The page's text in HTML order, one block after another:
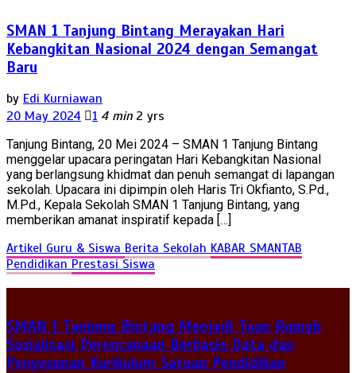
SMAN 1 Tanjung Bintang Merayakan Hari
Kebangkitan Nasional 2024 dengan Semangat
Baru
by Edi Kurniawan
20 May 2024
1 4 min 2 yrs
Tanjung Bintang, 20 Mei 2024 – SMAN 1 Tanjung Bintang
menggelar upacara peringatan Hari Kebangkitan Nasional
yang berlangsung khidmat dan penuh semangat di lapangan
sekolah. Upacara ini dipimpin oleh Haris Tri Okfianto, S.Pd.,
M.Pd., Kepala Sekolah SMAN 1 Tanjung Bintang, yang
memberikan amanat inspiratif kepada […]
Artikel Guru & Siswa Berita Sekolah KABAR SMANTAB
Pendidikan Prestasi Siswa
SMAN 1 Tanjung Bintang Menjadi Tuan Rumah
Sosialisasi Perencanaan Berbasis Data dan
Penyusunan Kurikulum Satuan Pendidikan